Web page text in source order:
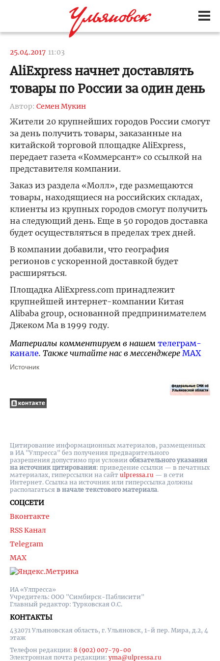
25.04.2017 11:03
AliExpress начнет доставлять
товары по России за один день
Автор: Семен Мукин
Жители 20 крупнейших городов России смогут
за день получить товары, заказанные на
китайской торговой площадке AliExpress,
передает газета «Коммерсант» со ссылкой на
представителя компании.
Заказ из раздела «Молл», где размещаются
товары, находящиеся на российских складах,
клиенты из крупных городов смогут получить
на следующий день. Еще в 50 городов доставка
будет осуществляться в пределах трех дней.
В компании добавили, что география
регионов с ускоренной доставкой будет
расширяться.
Площадка AliExpress.com принадлежит
крупнейшей интернет-компании Китая
Alibaba group, основанной предпринимателем
Джеком Ма в 1999 году.
Материалы комментируем в нашем телеграм-
канале. Также читайте нас в мессенджере MAX
Источник
ИА «Улпресса»
Учредитель: ООО "Симбирск-Паблисити"
Главный редактор: Турковская О.С.
КОНТАКТЫ
432071 Ульяновская область, г. Ульяновск, 1-й пер. Мира, д.2, 4
этаж
Телефон редакции: 8 (902) 007-79-00
Электронная почта редакции: yma@ulpressa.ru
СОЦСЕТИ
Вконтакте
RSS Канал
Telegram
MAX
Цитирование информационных материалов, размещенных
в ИА "Улпресса" без получения предварительного
разрешения допустимо при условии обязательного указания
на источник цитирования: приведение ссылки — в печатных
материалах, гиперссылки на cайт ulpressa.ru — в сети
Интернет. Ссылка на источник или гиперссылка должны
располагаться в начале текстового материала.